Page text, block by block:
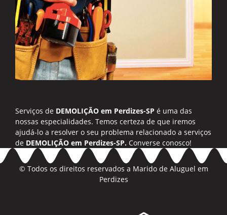
Serviços de DEMOLIÇÃO em Perdizes-SP é uma das
nossas especialidades. Temos certeza de que iremos
ajudá-lo a resolver o seu problema relacionado a serviços
de DEMOLIÇÃO em Perdizes-SP. Converse conosco!
© Todos os direitos reservados a Marido de Aluguel em
Perdizes